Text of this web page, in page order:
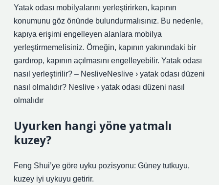
Yatak odası mobilyalarını yerleştirirken, kapının
konumunu göz önünde bulundurmalısınız. Bu nedenle,
kapıya erişimi engelleyen alanlara mobilya
yerleştirmemelisiniz. Örneğin, kapının yakınındaki bir
gardırop, kapının açılmasını engelleyebilir. Yatak odası
nasıl yerleştirilir? – NesliveNeslive › yatak odası düzeni
nasıl olmalıdır? Neslive › yatak odası düzeni nasıl
olmalıdır
Uyurken hangi yöne yatmalı
kuzey?
Feng Shui’ye göre uyku pozisyonu: Güney tutkuyu,
kuzey iyi uykuyu getirir.